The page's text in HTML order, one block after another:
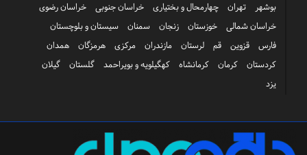
بوشهر
تهران چهارمحال و بختیاری خراسان جنوبی
خراسان رضوی
خراسان شمالی
خوزستان زنجان سمنان
سیستان و بلوچستان
فارس
قزوین قم لرستان مازندران مرکزی هرمزگان
همدان
کردستان
کرمان کرمانشاه کهگیلویه و بویراحمد گلستان
گیلان
یزد